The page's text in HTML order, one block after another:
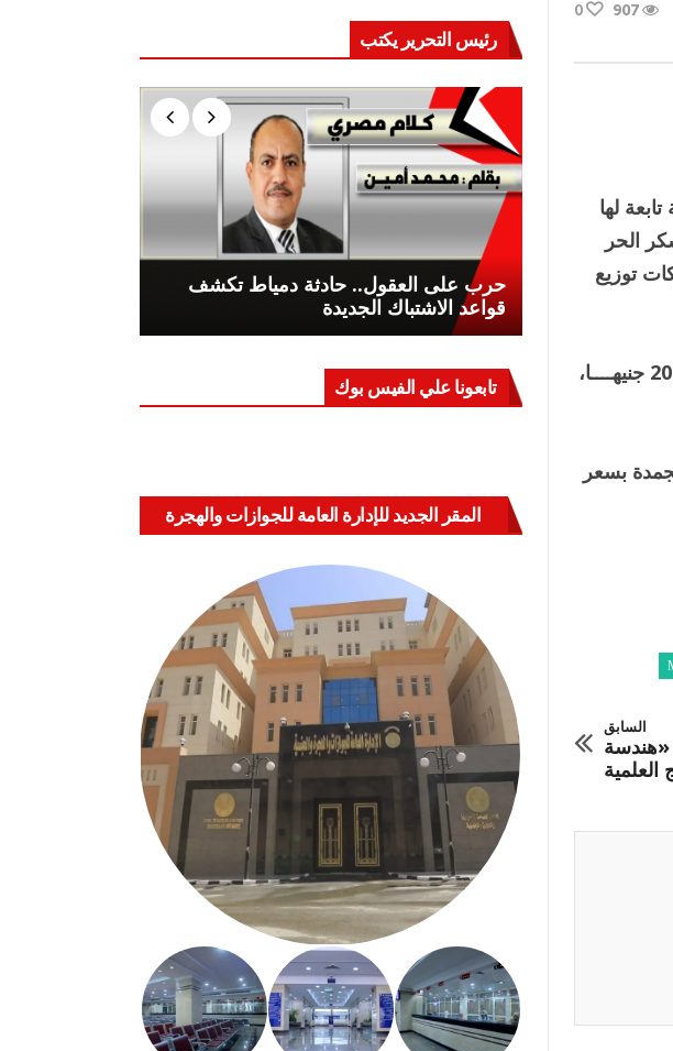
907
0
تشارك بـ20 سيارة متنقلة تابعة لها
الحر
لشركات توزيع
وقال د. على المصيلحى وزير التموين إنه سيتم طرح 20 ألف طن أرز مستورد بسعر 20 جنيهــــا،
لحوم برازيلي مجمدة بسعر
السابق
«هندسة
العلمية
رئيس التحرير يكتب
حرب على العقول.. حادثة دمياط تكشف
قواعد الاشتباك الجديدة
تابعونا علي الفيس بوك
المقر الجديد للإدارة العامة للجوازات والهجرة